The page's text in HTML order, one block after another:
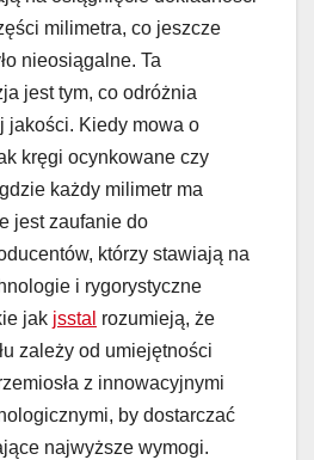
milimetra, co jeszcze
nieosiągalne. Ta
jest tym, co odróżnia
jakości. Kiedy mowa o
kręgi ocynkowane czy
każdy milimetr ma
jest zaufanie do
którzy stawiają na
i rygorystyczne
jak jsstal rozumieją, że
zależy od umiejętności
z innowacyjnymi
by dostarczać
najwyższe wymogi.